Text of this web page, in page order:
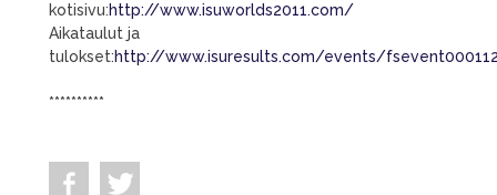
kotisivu:http://www.isuworlds2011.com/
Aikataulut ja
tulokset:http://www.isuresults.com/events/
**********